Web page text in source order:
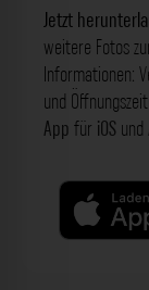
Jetzt
weitere Fotos
Informationen:
und
App für iOS und